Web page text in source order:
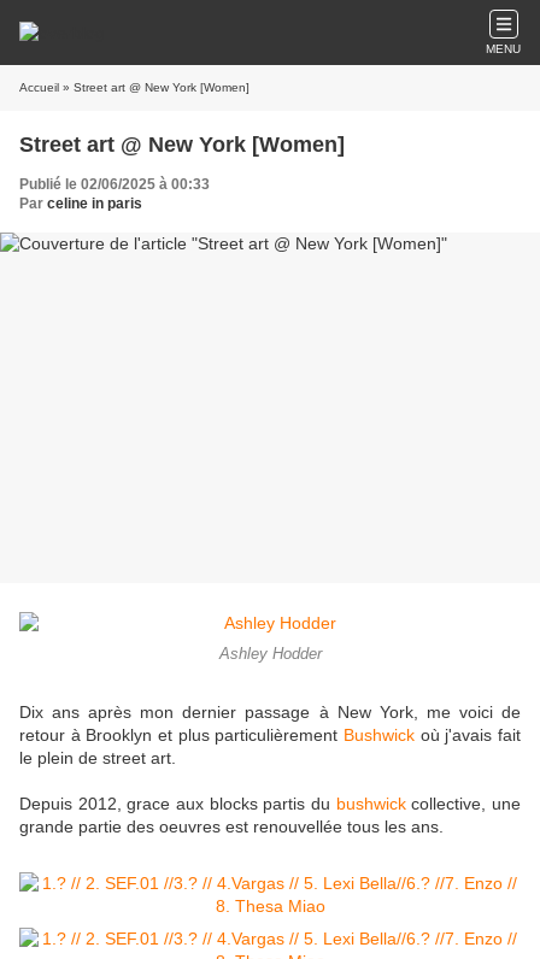
MENU
Accueil » Street art @ New York [Women]
Street art @ New York [Women]
Publié le 02/06/2025 à 00:33
Par celine in paris
Ashley Hodder
Dix ans après mon dernier passage à New York, me voici de
retour à Brooklyn et plus particulièrement Bushwick où j'avais fait
le plein de street art.
Depuis 2012, grace aux blocks partis du bushwickcollective, une
grande partie des oeuvres est renouvellée tous les ans.